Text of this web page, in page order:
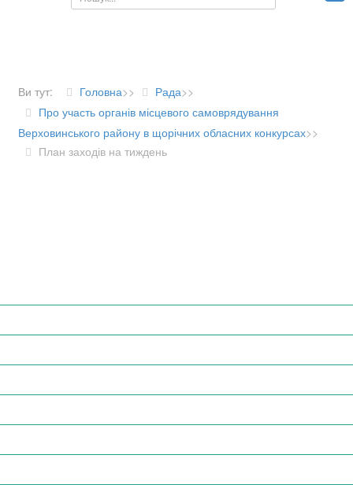
Ви тут: Головна>> Рада>>
Про участь органів місцевого самоврядування
Верховинського району в щорічних обласних конкурсах>>
План заходів на тиждень